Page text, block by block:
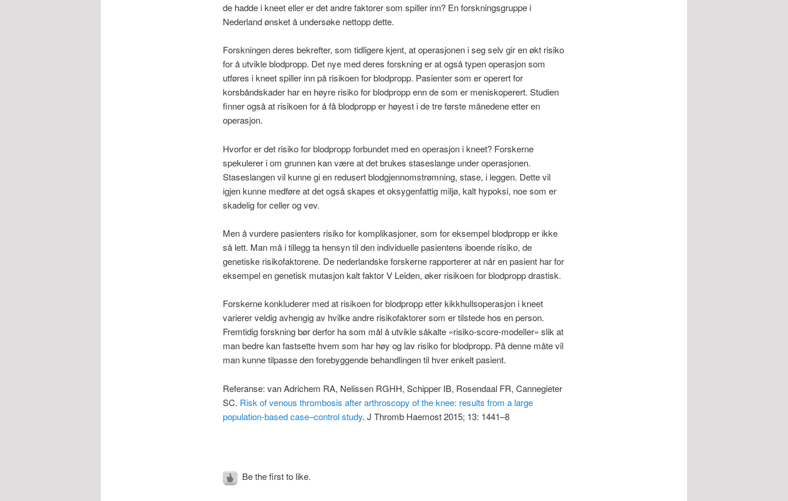
de hadde i kneet eller er det andre faktorer som spiller inn? En forskningsgruppe i
Nederland ønsket å undersøke nettopp dette.
Forskningen deres bekrefter, som tidligere kjent, at operasjonen i seg selv gir en økt risiko
for å utvikle blodpropp. Det nye med deres forskning er at også typen operasjon som
utføres i kneet spiller inn på risikoen for blodpropp. Pasienter som er operert for
korsbåndskader har en høyre risiko for blodpropp enn de som er meniskoperert. Studien
finner også at risikoen for å få blodpropp er høyest i de tre første månedene etter en
operasjon.
Hvorfor er det risiko for blodpropp forbundet med en operasjon i kneet? Forskerne
spekulerer i om grunnen kan være at det brukes staseslange under operasjonen.
Staseslangen vil kunne gi en redusert blodgjennomstrømning, stase, i leggen. Dette vil
igjen kunne medføre at det også skapes et oksygenfattig miljø, kalt hypoksi, noe som er
skadelig for celler og vev.
Men å vurdere pasienters risiko for komplikasjoner, som for eksempel blodpropp er ikke
så lett. Man må i tillegg ta hensyn til den individuelle pasientens iboende risiko, de
genetiske risikofaktorene. De nederlandske forskerne rapporterer at når en pasient har for
eksempel en genetisk mutasjon kalt faktor V Leiden, øker risikoen for blodpropp drastisk.
Forskerne konkluderer med at risikoen for blodpropp etter kikkhullsoperasjon i kneet
varierer veldig avhengig av hvilke andre risikofaktorer som er tilstede hos en person.
Fremtidig forskning bør derfor ha som mål å utvikle såkalte «risiko-score-modeller» slik at
man bedre kan fastsette hvem som har høy og lav risiko for blodpropp. På denne måte vil
man kunne tilpasse den forebyggende behandlingen til hver enkelt pasient.
Referanse: van Adrichem RA, Nelissen RGHH, Schipper IB, Rosendaal FR, Cannegieter
SC. Risk of venous thrombosis after arthroscopy of the knee: results from a large
population-based case–control study. J Thromb Haemost 2015; 13: 1441–8
Be the first to like.